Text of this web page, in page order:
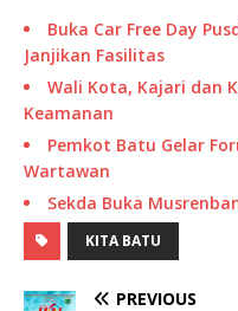
Buka Car Free Day
Janjikan Fasilitas
Wali Kota, Kajari dan
Keamanan
Pemkot Batu Gelar
Wartawan
Sekda Buka
KITA BATU
PREVIOUS